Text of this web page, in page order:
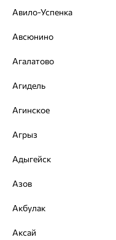
Авило-Успенка
Авсюнино
Агалатово
Агидель
Агинское
Агрыз
Адыгейск
Азов
Акбулак
Аксай